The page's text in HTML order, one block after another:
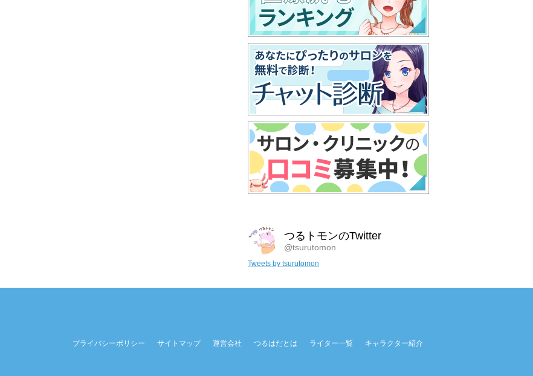
つるトモンのTwitter
@tsurutomon
Tweets by tsurutomon
プライバシーポリシー サイトマップ 運営会社 つるはだとは ライター一覧 キャラクター紹介